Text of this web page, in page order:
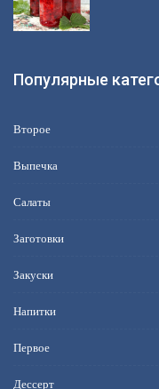
Популярные
Второе
Выпечка
Салаты
Заготовки
Закуски
Напитки
Первое
Дессерт